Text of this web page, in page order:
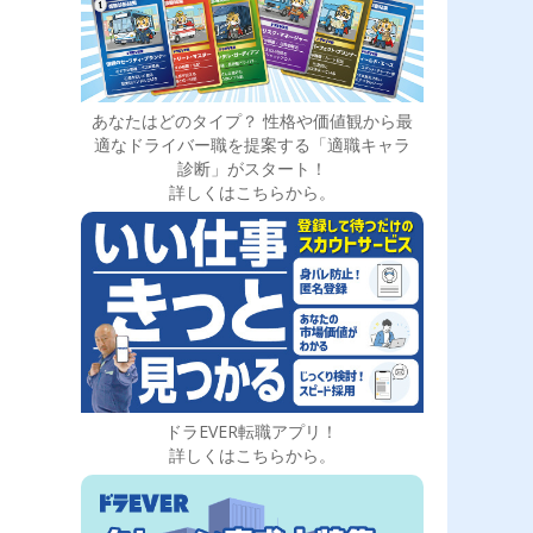
あなたはどのタイプ？ 性格や価値観から最
適なドライバー職を提案する「適職キャラ
診断」がスタート！
詳しくはこちらから。
ドラEVER転職アプリ！
詳しくはこちらから。